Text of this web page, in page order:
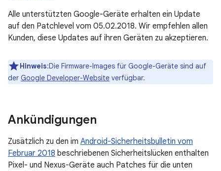
Alle unterstützten Google-Geräte erhalten ein Update
auf den Patchlevel vom 05.02.2018. Wir empfehlen allen
Kunden, diese Updates auf ihren Geräten zu akzeptieren.
Hinweis:Die Firmware-Images für Google-Geräte sind auf
der Google Developer-Website verfügbar.
Ankündigungen
Zusätzlich zu den im Android-Sicherheitsbulletin vom
Februar 2018 beschriebenen Sicherheitslücken enthalten
Pixel- und Nexus-Geräte auch Patches für die unten